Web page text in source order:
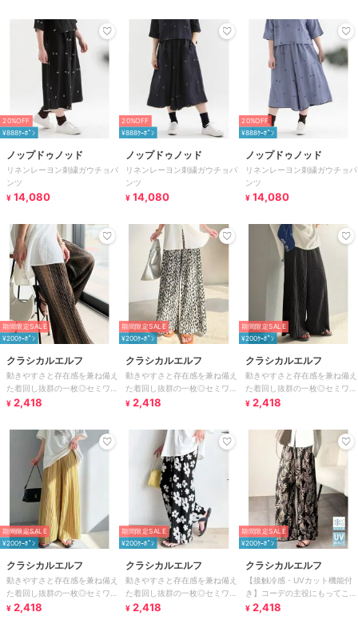
20%OFF
¥888ｸｰﾎﾟﾝ
ノップドゥノッド
リネンレーヨン刺繍ガウチョパ
ンツ
¥ 14,080
20%OFF
¥888ｸｰﾎﾟﾝ
ノップドゥノッド
リネンレーヨン刺繍ガウチョパ
ンツ
¥ 14,080
20%OFF
¥888ｸｰﾎﾟﾝ
ノップドゥノッド
リネンレーヨン刺繍ガウチョパ
ンツ
¥ 14,080
期間限定SALE
¥200ｸｰﾎﾟﾝ
クラシカルエルフ
動きやすさと存在感を兼ね備え
た着回し抜群の一枚◎セミワイ
ド プリーツパンツ
¥ 2,418
期間限定SALE
¥200ｸｰﾎﾟﾝ
クラシカルエルフ
動きやすさと存在感を兼ね備え
た着回し抜群の一枚◎セミワイ
ド プリーツパンツ
¥ 2,418
期間限定SALE
¥200ｸｰﾎﾟﾝ
クラシカルエルフ
動きやすさと存在感を兼ね備え
た着回し抜群の一枚◎セミワイ
ド プリーツパンツ
¥ 2,418
期間限定SALE
¥200ｸｰﾎﾟﾝ
クラシカルエルフ
動きやすさと存在感を兼ね備え
た着回し抜群の一枚◎セミワイ
ド プリーツパンツ
¥ 2,418
期間限定SALE
¥200ｸｰﾎﾟﾝ
クラシカルエルフ
動きやすさと存在感を兼ね備え
た着回し抜群の一枚◎セミワイ
ド プリーツパンツ
¥ 2,418
期間限定SALE
¥200ｸｰﾎﾟﾝ
クラシカルエルフ
【接触冷感・UVカット機能付
き】コーデの主役にもってこい
の一本！紐付き総柄スリムイー
¥ 2,418